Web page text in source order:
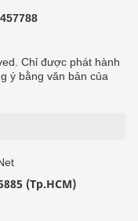
Chỉ được phát hành
ý bằng văn bản của
(Tp.HCM)